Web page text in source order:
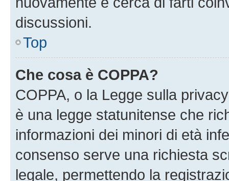
discussioni.
Top
Che cosa è COPPA?
COPPA, o la Legge sulla
è una legge statunitense che
informazioni dei minori di età
consenso serve una richiesta
legale, permettendo la